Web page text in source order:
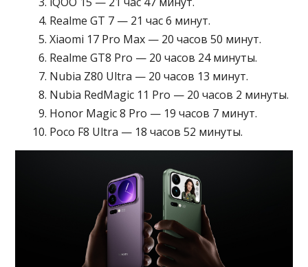
Realme GT 7 — 21 час 6 минут.
Xiaomi 17 Pro Max — 20 часов 50 минут.
Realme GT8 Pro — 20 часов 24 минуты.
Nubia Z80 Ultra — 20 часов 13 минут.
Nubia RedMagic 11 Pro — 20 часов 2 минуты.
Honor Magic 8 Pro — 19 часов 7 минут.
Poco F8 Ultra — 18 часов 52 минуты.